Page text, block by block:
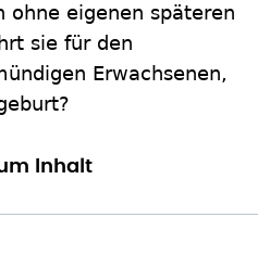
ohne eigenen späteren
sie für den
Erwachsenen,
Inhalt